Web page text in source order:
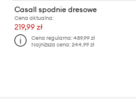
Casall spodnie dresowe
Cena aktualna:
219,99 zł
Cena regularna:489,99 zł
Najniższa cena:244,99 zł